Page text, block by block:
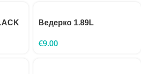
Ведерко 1.89L
€9.00